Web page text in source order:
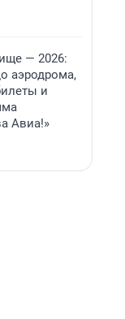
— 2026:
аэродрома,
и
Авиа!»